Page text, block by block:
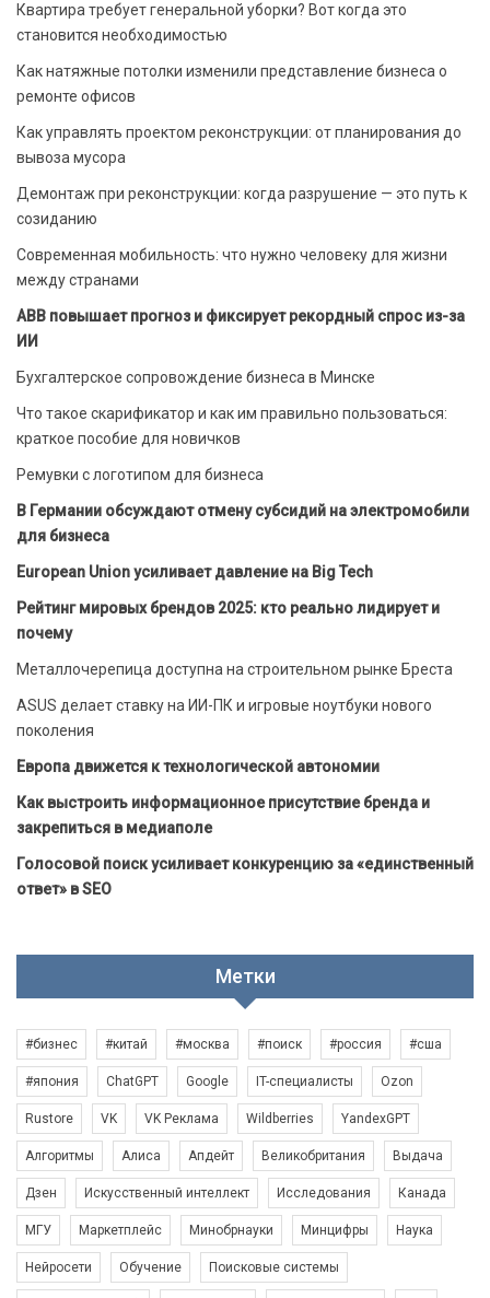
Квартира требует генеральной уборки? Вот когда это
становится необходимостью
Как натяжные потолки изменили представление бизнеса о
ремонте офисов
Как управлять проектом реконструкции: от планирования до
вывоза мусора
Демонтаж при реконструкции: когда разрушение — это путь к
созиданию
Современная мобильность: что нужно человеку для жизни
между странами
ABB повышает прогноз и фиксирует рекордный спрос из-за
ИИ
Бухгалтерское сопровождение бизнеса в Минске
Что такое скарификатор и как им правильно пользоваться:
краткое пособие для новичков
Ремувки с логотипом для бизнеса
В Германии обсуждают отмену субсидий на электромобили
для бизнеса
European Union усиливает давление на Big Tech
Рейтинг мировых брендов 2025: кто реально лидирует и
почему
Металлочерепица доступна на строительном рынке Бреста
ASUS делает ставку на ИИ-ПК и игровые ноутбуки нового
поколения
Европа движется к технологической автономии
Как выстроить информационное присутствие бренда и
закрепиться в медиаполе
Голосовой поиск усиливает конкуренцию за «единственный
ответ» в SEO
Метки
#бизнес #китай #москва #поиск #россия #сша
#япония ChatGPT Google IT-специалисты Ozon
Rustore VK VK Реклама Wildberries YandexGPT
Алгоритмы Алиса Апдейт Великобритания Выдача
Дзен Искусственный интеллект Исследования Канада
МГУ Маркетплейс Минобрнауки Минцифры Наука
Нейросети Обучение Поисковые системы